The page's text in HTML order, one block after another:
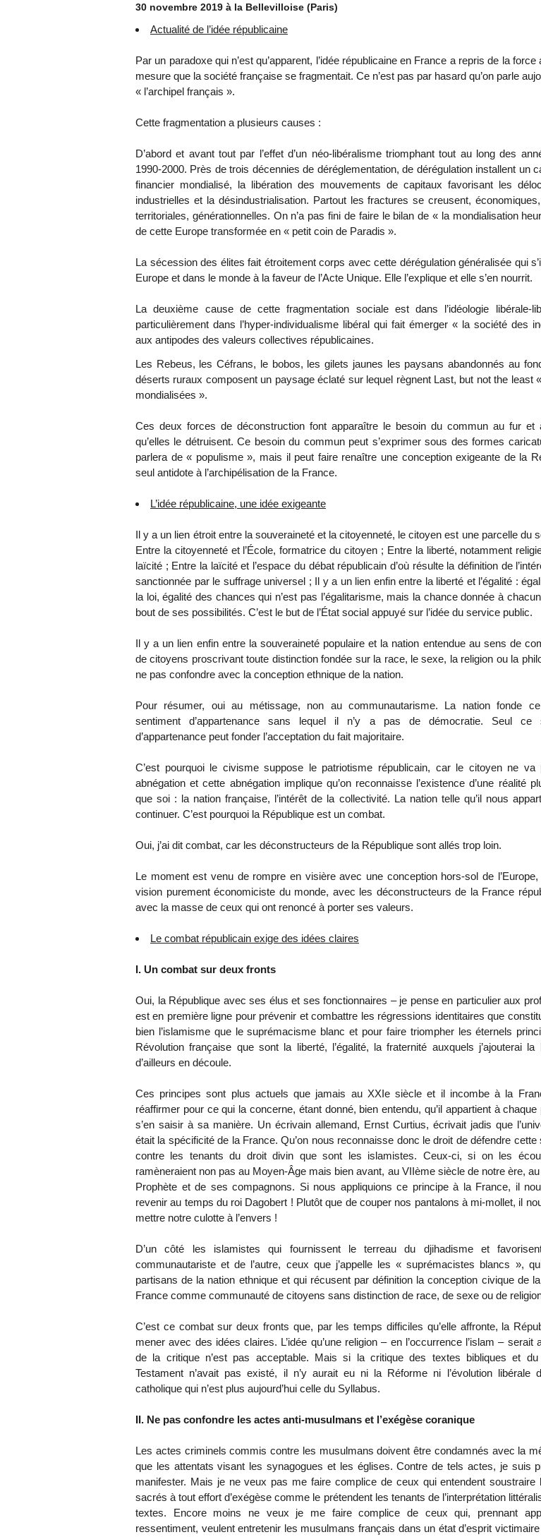
30 novembre 2019 à la Bellevilloise (Paris)
Actualité de l’idée républicaine
Par un paradoxe qui n’est qu’apparent, l’idée républicaine en France a repris de la force
mesure que la société française se fragmentait. Ce n’est pas par hasard qu’on parle
« l’archipel français ».
Cette fragmentation a plusieurs causes :
D’abord et avant tout par l’effet d’un néo-libéralisme triomphant tout au long des
1990-2000. Près de trois décennies de déréglementation, de dérégulation installent un
financier mondialisé, la libération des mouvements de capitaux favorisant les
industrielles et la désindustrialisation. Partout les fractures se creusent,
territoriales, générationnelles. On n’a pas fini de faire le bilan de « la mondialisation
de cette Europe transformée en « petit coin de Paradis ».
La sécession des élites fait étroitement corps avec cette dérégulation généralisée qui
Europe et dans le monde à la faveur de l’Acte Unique. Elle l’explique et elle s’en nourrit.
La deuxième cause de cette fragmentation sociale est dans l’idéologie libérale-
particulièrement dans l’hyper-individualisme libéral qui fait émerger « la société des
aux antipodes des valeurs collectives républicaines.
Les Rebeus, les Céfrans, le bobos, les gilets jaunes les paysans abandonnés au
déserts ruraux composent un paysage éclaté sur lequel règnent Last, but not the least
mondialisées ».
Ces deux forces de déconstruction font apparaître le besoin du commun au fur et
qu’elles le détruisent. Ce besoin du commun peut s’exprimer sous des formes
parlera de « populisme », mais il peut faire renaître une conception exigeante de la
seul antidote à l’archipélisation de la France.
L’idée républicaine, une idée exigeante
Il y a un lien étroit entre la souveraineté et la citoyenneté, le citoyen est une parcelle du
Entre la citoyenneté et l’École, formatrice du citoyen ; Entre la liberté, notamment
laïcité ; Entre la laïcité et l’espace du débat républicain d’où résulte la définition de
sanctionnée par le suffrage universel ; Il y a un lien enfin entre la liberté et l’égalité :
la loi, égalité des chances qui n’est pas l’égalitarisme, mais la chance donnée à chacun
bout de ses possibilités. C’est le but de l’État social appuyé sur l’idée du service public.
Il y a un lien enfin entre la souveraineté populaire et la nation entendue au sens de
de citoyens proscrivant toute distinction fondée sur la race, le sexe, la religion ou la
ne pas confondre avec la conception ethnique de la nation.
Pour résumer, oui au métissage, non au communautarisme. La nation fonde
sentiment d’appartenance sans lequel il n’y a pas de démocratie. Seul ce
d’appartenance peut fonder l’acceptation du fait majoritaire.
C’est pourquoi le civisme suppose le patriotisme républicain, car le citoyen ne va
abnégation et cette abnégation implique qu’on reconnaisse l’existence d’une réalité
que soi : la nation française, l’intérêt de la collectivité. La nation telle qu’il nous
continuer. C’est pourquoi la République est un combat.
Oui, j’ai dit combat, car les déconstructeurs de la République sont allés trop loin.
Le moment est venu de rompre en visière avec une conception hors-sol de
vision purement économiciste du monde, avec les déconstructeurs de la France
avec la masse de ceux qui ont renoncé à porter ses valeurs.
Le combat républicain exige des idées claires
I. Un combat sur deux fronts
Oui, la République avec ses élus et ses fonctionnaires – je pense en particulier aux
est en première ligne pour prévenir et combattre les régressions identitaires que
bien l’islamisme que le suprémacisme blanc et pour faire triompher les éternels
Révolution française que sont la liberté, l’égalité, la fraternité auxquels j’ajouterai la
d’ailleurs en découle.
Ces principes sont plus actuels que jamais au XXIe siècle et il incombe à la
réaffirmer pour ce qui la concerne, étant donné, bien entendu, qu’il appartient à chaque
s’en saisir à sa manière. Un écrivain allemand, Ernst Curtius, écrivait jadis que
était la spécificité de la France. Qu’on nous reconnaisse donc le droit de défendre cette
contre les tenants du droit divin que sont les islamistes. Ceux-ci, si on les
ramèneraient non pas au Moyen-Âge mais bien avant, au VIIème siècle de notre ère,
Prophète et de ses compagnons. Si nous appliquions ce principe à la France, il
revenir au temps du roi Dagobert ! Plutôt que de couper nos pantalons à mi-mollet, il
mettre notre culotte à l’envers !
D’un côté les islamistes qui fournissent le terreau du djihadisme et
communautariste et de l’autre, ceux que j’appelle les « suprémacistes blancs »,
partisans de la nation ethnique et qui récusent par définition la conception civique de
France comme communauté de citoyens sans distinction de race, de sexe ou de
C’est ce combat sur deux fronts que, par les temps difficiles qu’elle affronte, la
mener avec des idées claires. L’idée qu’une religion – en l’occurrence l’islam – serait
de la critique n’est pas acceptable. Mais si la critique des textes bibliques et du
Testament n’avait pas existé, il n’y aurait eu ni la Réforme ni l’évolution libérale
catholique qui n’est plus aujourd’hui celle du Syllabus.
II. Ne pas confondre les actes anti-musulmans et l’exégèse coranique
Les actes criminels commis contre les musulmans doivent être condamnés avec la
que les attentats visant les synagogues et les églises. Contre de tels actes, je suis
manifester. Mais je ne veux pas me faire complice de ceux qui entendent soustraire
sacrés à tout effort d’exégèse comme le prétendent les tenants de l’interprétation
textes. Encore moins ne veux je me faire complice de ceux qui, prennant
ressentiment, veulent entretenir les musulmans français dans un état d’esprit